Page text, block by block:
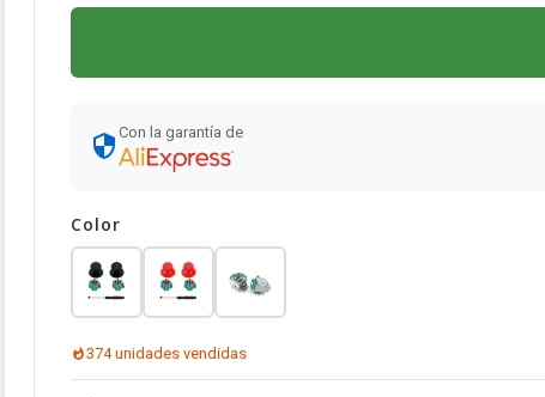
Con la garantía de
Color
374 unidades vendidas